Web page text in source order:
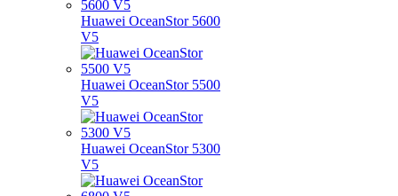
Huawei OceanStor 5600
V5
Huawei OceanStor 5500
V5
Huawei OceanStor 5300
V5